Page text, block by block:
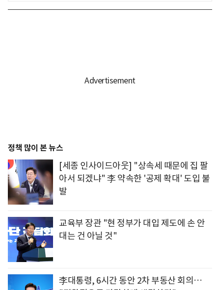
정책 많이 본 뉴스
[세종 인사이드아웃] "상속세 때문에 집 팔
아서 되겠냐" 李 약속한 '공제 확대' 도입 불
발
교육부 장관 "현 정부가 대입 제도에 손 안
대는 건 아닐 것"
李대통령, 6시간 동안 2차 부동산 회의…